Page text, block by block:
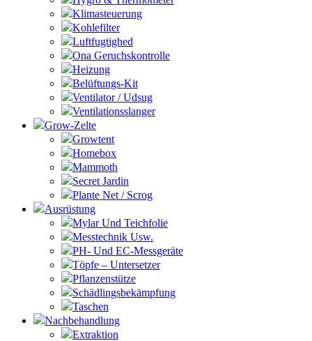
Klimasteuerung
Kohlefilter
Luftfugtighed
Ona Geruchskontrolle
Heizung
Belüftungs-Kit
Ventilator / Udsug
Ventilationsslanger
Grow-Zelte
Growtent
Homebox
Mammoth
Secret Jardin
Plante Net / Scrog
Ausrüstung
Mylar Und Teichfolie
Messtechnik Usw.
PH- Und EC-Messgeräte
Töpfe – Untersetzer
Pflanzenstütze
Schädlingsbekämpfung
Taschen
Nachbehandlung
Extraktion